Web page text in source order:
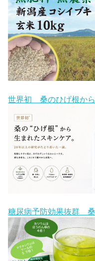
世界初 桑のひげ根か
糖尿病予防効果抜群 桑